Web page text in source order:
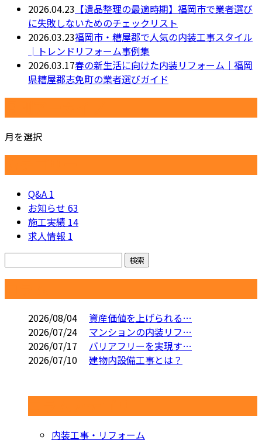
2026.04.23 【遺品整理の最適時期】福岡市で業者選び
に失敗しないためのチェックリスト
2026.03.23福岡市・糟屋郡で人気の内装工事スタイル
│トレンドリフォーム事例集
2026.03.17春の新生活に向けた内装リフォーム｜福岡
県糟屋郡志免町の業者選びガイド
月を選択
Q&A 1
お知らせ 63
施工実績 14
求人情報 1
2026/08/04
資産価値を上げられる…
2026/07/24
マンションの内装リフ…
2026/07/17
バリアフリーを実現す…
2026/07/10
建物内設備工事とは？
内装工事・リフォーム